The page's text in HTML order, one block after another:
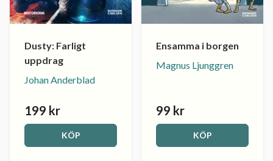
Dusty: Farligt
uppdrag
Johan Anderblad
199 kr
KÖP
Ensamma i borgen
Magnus Ljunggren
99 kr
KÖP